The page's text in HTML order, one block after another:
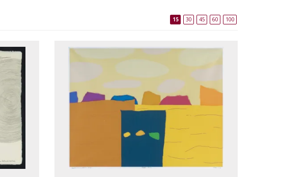
15 30 45 60 100